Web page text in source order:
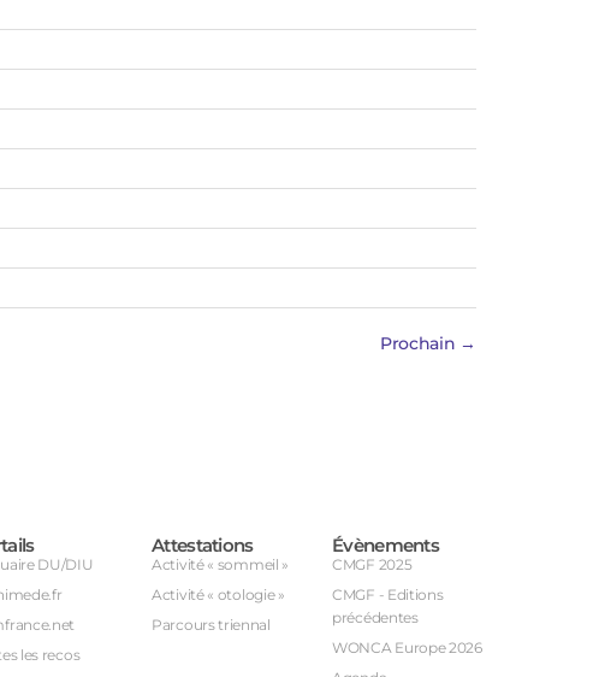
Prochain →
DU/DIU
les recos
Attestations
Activité « sommeil »
Activité « otologie »
Parcours triennal
Évènements
CMGF 2025
CMGF - Editions
précédentes
WONCA Europe 2026